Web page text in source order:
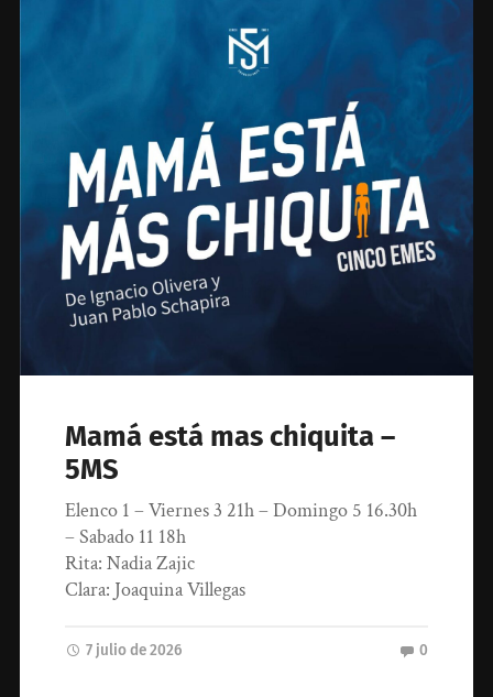
Mamá está mas chiquita –
5MS
Elenco 1 – Viernes 3 21h – Domingo 5 16.30h
– Sabado 11 18h
Rita: Nadia Zajic
Clara: Joaquina Villegas
7 julio de 2026 0